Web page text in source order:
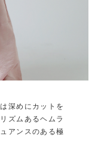
深めにカットを
ズムあるヘムラ
アンスのある極